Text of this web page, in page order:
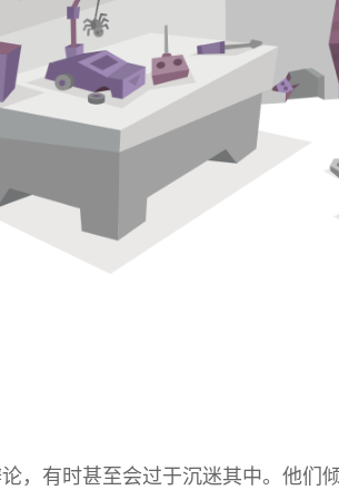
，有时甚至会过于沉迷其中。他